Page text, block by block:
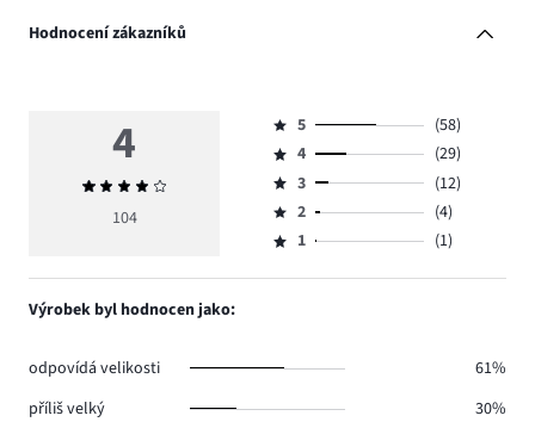
Hodnocení zákazníků
4
Průměrné
hodnocení
104
Hodnocení
5,
počet
hlasů
58.
5
(58)
Hodnocení
4,
počet
hlasů
4
(29)
Hodnocení
3,
počet
3
(12)
Hodnocení
2,
2
(4)
Hodnocení
1,
1 (1)
Výrobek byl hodnocen jako:
odpovídá velikosti
61%
příliš velký
30%